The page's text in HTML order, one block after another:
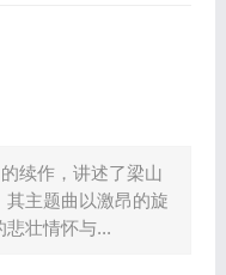
续作，讲述了梁山
主题曲以激昂的旋
悲壮情怀与...